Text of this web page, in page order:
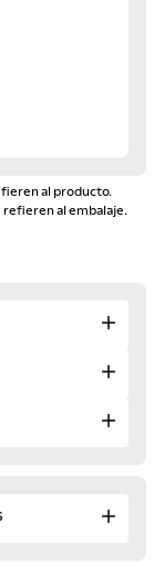
al producto.
refieren al embalaje.